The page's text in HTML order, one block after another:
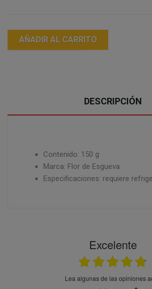
AÑADIR AL CARRITO
DESCRIPCIÓN
Contenido: 150 g
Marca: Flor de Esgueva
Especificaciones: requiere
Excelente
Lea algunas de las opiniones